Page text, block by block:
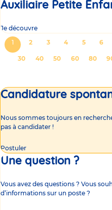
Auxiliaire Petite
Je découvre
Pagination
Page
courante
1 Page
2 Page
3 Page
4 Page
5 Page
6
Page
30 Page
40 Page
50 Page
60 Page
80
Candidature
Nous sommes toujours en
pas à candidater !
Postuler
Une question ?
Vous avez des questions ? Vous
d’informations sur un poste ?